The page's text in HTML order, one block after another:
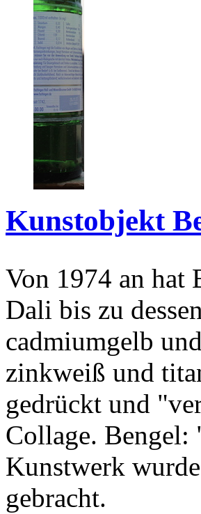
Kunstobjekt
Von 1974 an hat
Dali bis zu
cadmiumgelb
zinkweiß und
gedrückt und
Collage. Bengel:
Kunstwerk
gebracht.